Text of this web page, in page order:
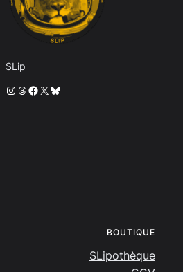
SLip
Instagram
Threads
Facebook
X Bluesky
BOUTIQUE
SLipothèque